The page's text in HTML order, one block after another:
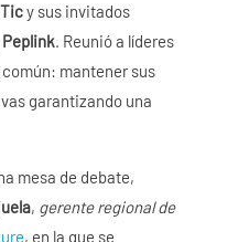
y sus invitados
Peplink. Reunió a líderes
mantener sus
garantizando una
mesa de debate,
, gerente regional de
, en la que se